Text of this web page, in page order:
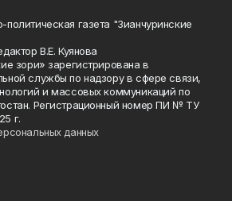
газета "Зианчуринские
В.Е. Куянова
зори» зарегистрирована в
службы по надзору в сфере связи,
и массовых коммуникаций по
Регистрационный номер ПИ № ТУ
г.
данных